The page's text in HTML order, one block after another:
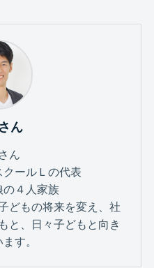
ん
ん
ールＬの代表
の４人家族
どもの将来を変え、社
と、日々子どもと向き
す。